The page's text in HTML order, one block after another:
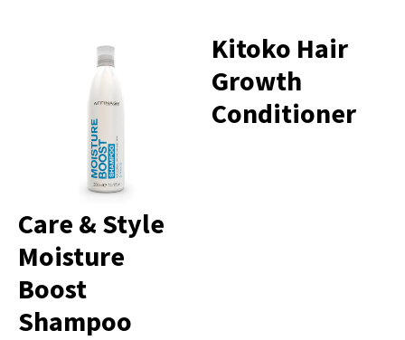
Care & Style
Moisture
Boost
Shampoo
Kitoko Hair
Growth
Conditioner